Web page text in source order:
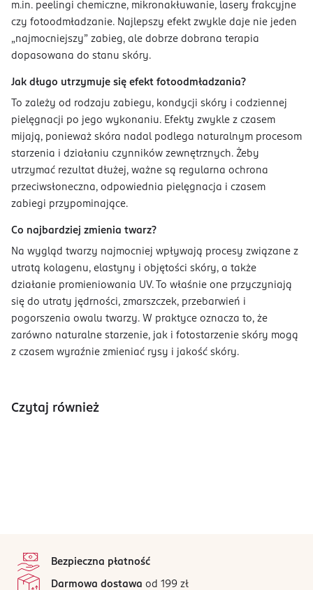
m.in. peelingi chemiczne, mikronakłuwanie, lasery frakcyjne
czy fotoodmładzanie. Najlepszy efekt zwykle daje nie jeden
„najmocniejszy” zabieg, ale dobrze dobrana terapia
dopasowana do stanu skóry.
Jak długo utrzymuje się efekt fotoodmładzania?
To zależy od rodzaju zabiegu, kondycji skóry i codziennej
pielęgnacji po jego wykonaniu. Efekty zwykle z czasem
mijają, ponieważ skóra nadal podlega naturalnym procesom
starzenia i działaniu czynników zewnętrznych. Żeby
utrzymać rezultat dłużej, ważne są regularna ochrona
przeciwsłoneczna, odpowiednia pielęgnacja i czasem
zabiegi przypominające.
Co najbardziej zmienia twarz?
Na wygląd twarzy najmocniej wpływają procesy związane z
utratą kolagenu, elastyny i objętości skóry, a także
działanie promieniowania UV. To właśnie one przyczyniają
się do utraty jędrności, zmarszczek, przebarwień i
pogorszenia owalu twarzy. W praktyce oznacza to, że
zarówno naturalne starzenie, jak i fotostarzenie skóry mogą
z czasem wyraźnie zmieniać rysy i jakość skóry.
Czytaj również
Bezpieczna płatność
Darmowa dostawa od 199 zł